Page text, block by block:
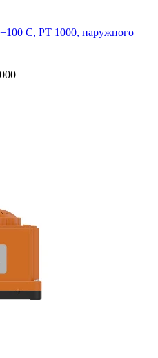
C, PT 1000, наружного